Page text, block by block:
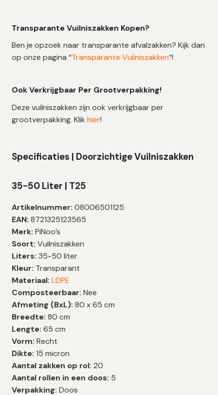
Transparante Vuilniszakken Kopen?
Ben je opzoek naar transparante afvalzakken? Kijk dan
op onze pagina “Transparante Vuilniszakken“!
Ook Verkrijgbaar Per Grootverpakking!
Deze vuilniszakken zijn ook verkrijgbaar per
grootverpakking. Klik hier!
Specificaties | Doorzichtige Vuilniszakken
35-50 Liter | T25
Artikelnummer: 08006501125
EAN: 8721325123565
Merk: PiNoo’s
Soort: Vuilniszakken
Liters: 35-50 liter
Kleur: Transparant
Materiaal: LDPE
Composteerbaar: Nee
Afmeting (BxL): 80 x 65 cm
Breedte: 80 cm
Lengte: 65 cm
Vorm: Recht
Dikte: 15 micron
Aantal zakken op rol: 20
Aantal rollen in een doos: 5
Verpakking: Doos